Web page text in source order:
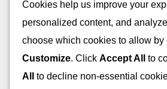
Cookies help us improve your
personalized content, and
choose which cookies to allow by
Customize. Click Accept All to
All
to decline non-essential